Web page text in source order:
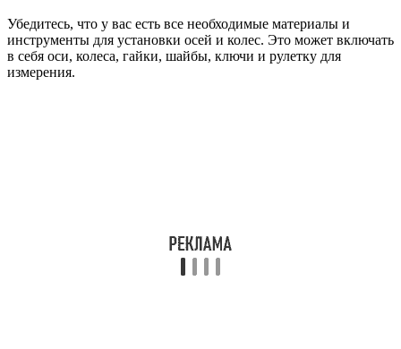
Убедитесь, что у вас есть все необходимые материалы и
инструменты для установки осей и колес. Это может включать
в себя оси, колеса, гайки, шайбы, ключи и рулетку для
измерения.